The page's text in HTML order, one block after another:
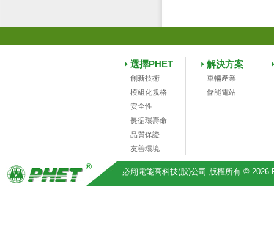
選擇PHET
創新技術
模組化規格
安全性
長循環壽命
品質保證
友善環境
解決方案
車輛產業
儲能電站
必翔電能高科技(股)公司 版權所有 © 2026